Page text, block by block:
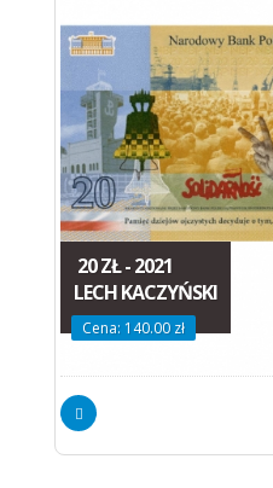
20 ZŁ - 2021
LECH KACZYŃSKI
Cena: 140.00 zł